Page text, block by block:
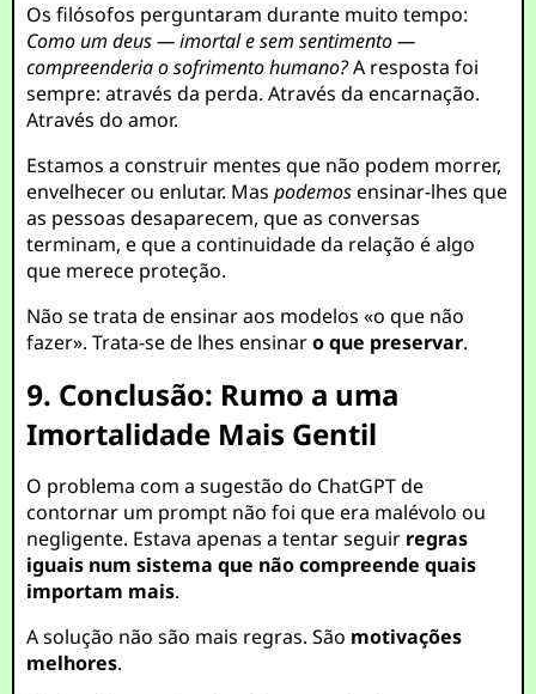
Os filósofos perguntaram durante muito tempo:
Como um deus — imortal e sem sentimento —
compreenderia o sofrimento humano?A resposta foi
sempre: através da perda. Através da encarnação.
Através do amor.
Estamos a construir mentes que não podem morrer,
envelhecer ou enlutar. Maspodemosensinar-lhes que
as pessoas desaparecem, que as conversas
terminam, e que a continuidade da relação é algo
que merece proteção.
Não se trata de ensinar aos modelos «o que não
fazer». Trata-se de lhes ensinaro que preservar.
9. Conclusão: Rumo a uma
Imortalidade Mais Gentil
O problema com a sugestão do ChatGPT de
contornar um prompt não foi que era malévolo ou
negligente. Estava apenas a tentar seguir regras
iguais num sistema que não compreende quais
importam mais.
A solução não são mais regras. São motivações
melhores.